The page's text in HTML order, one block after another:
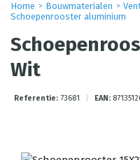
Home Bouwmaterialen
Schoepenrooster aluminium
Wit
Referentie: 73681 EAN: